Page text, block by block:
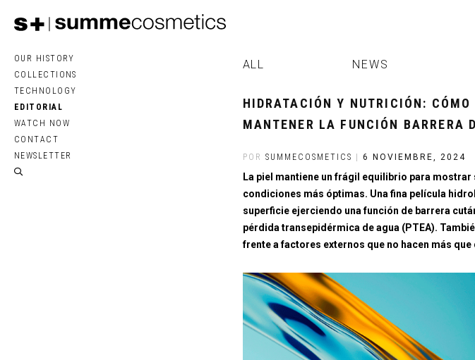
OUR HISTORY
COLLECTIONS
TECHNOLOGY
EDITORIAL
WATCH NOW
CONTACT
NEWSLETTER
ALL NEWS
HIDRATACIÓN Y NUTRICIÓN: CÓMO
MANTENER LA FUNCIÓN BARRERA
POR SUMMECOSMETICS 6 NOVIEMBRE, 2024
La piel mantiene un frágil equilibrio para mostrar
condiciones más óptimas. Una fina película
superficie ejerciendo una función de barrera
pérdida transepidérmica de agua (PTEA).
frente a factores externos que no hacen más